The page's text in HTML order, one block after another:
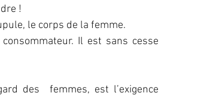
!
le corps de la femme.
Il est sans cesse
des  femmes, est l’exigence